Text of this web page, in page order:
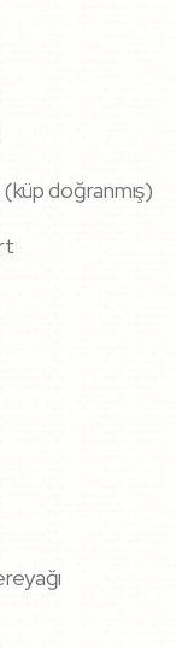
(küp doğranmış)